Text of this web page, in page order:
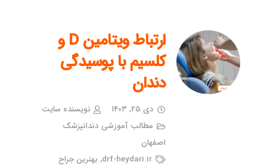
ارتباط ویتامین D و
کلسیم با پوسیدگی
دندان
دی ۲۵, ۱۴۰۳
نویسنده سایت
مطالب آموزشی دندانپزشک
اصفهان
drf-heydari.ir
, بهترین جراح